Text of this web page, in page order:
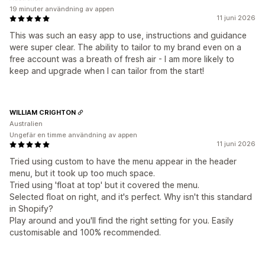
11 juni 2026
This was such an easy app to use, instructions and guidance
were super clear. The ability to tailor to my brand even on a
free account was a breath of fresh air - I am more likely to
keep and upgrade when I can tailor from the start!
19 minuter användning av appen
11 juni 2026
Tried using custom to have the menu appear in the header
menu, but it took up too much space.
Tried using 'float at top' but it covered the menu.
Selected float on right, and it's perfect. Why isn't this standard
in Shopify?
Play around and you'll find the right setting for you. Easily
customisable and 100% recommended.
WILLIAM CRIGHTON
Australien
Ungefär en timme användning av appen